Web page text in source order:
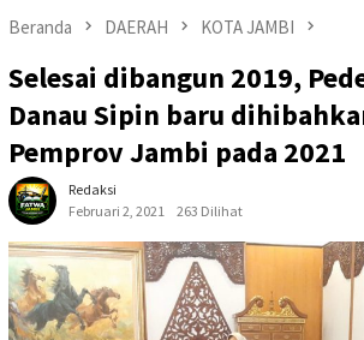
Beranda DAERAH KOTA JAMBI
Selesai dibangun 2019,
Danau Sipin baru
Pemprov Jambi pada 2021
Redaksi
Februari 2, 2021
263 Dilihat